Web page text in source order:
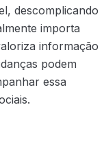
descomplicando
importa
informação
podem
essa